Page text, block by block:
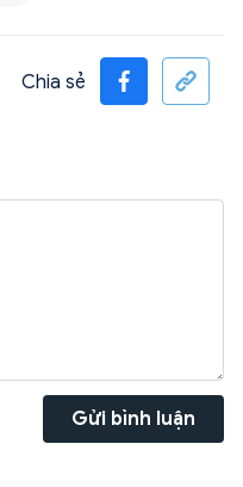
Chia sẻ
Gửi bình luận